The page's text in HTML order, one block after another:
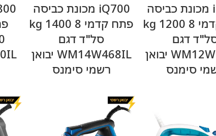
iQ700 מכונת כביסה
פתח קדמי 8 kg 1200
דגם
WM12W468IL יבואן
סימנס
iQ700 מכונת כביסה
פתח קדמי 8 kg 1400
סל"ד דגם
WM14W468IL יבואן
רשמי סימנס